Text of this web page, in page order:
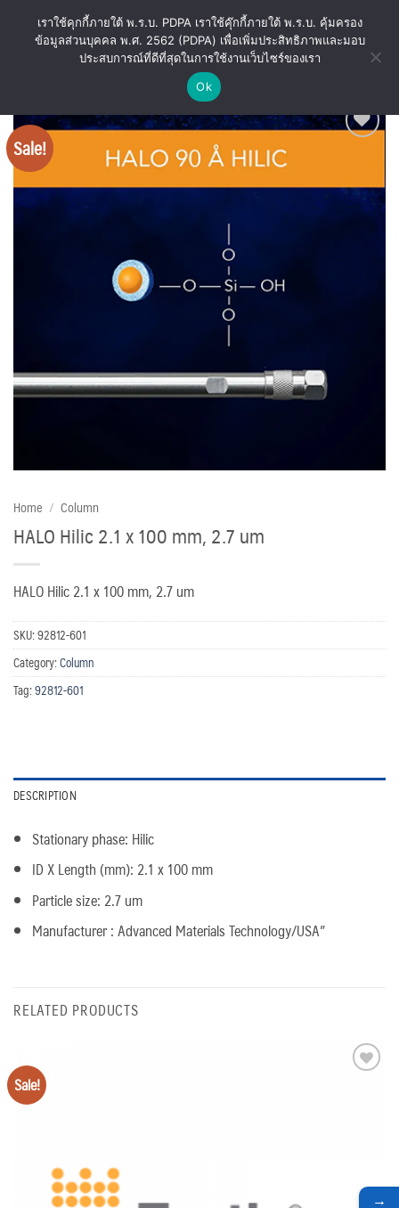
Sale!
wishlist
Home / Column
HALO Hilic 2.1 x 100 mm, 2.7 um
HALO Hilic 2.1 x 100 mm, 2.7 um
SKU:92812-601
Category:Column
Tag:92812-601
DESCRIPTION
Stationary phase: Hilic
ID X Length (mm): 2.1 x 100 mm
Particle size: 2.7 um
Manufacturer : Advanced Materials Technology/USA”
RELATED PRODUCTS
Sale!
→
เราใช้คุกกี้ภายใต้ พ.ร.บ. PDPA เราใช้คุ๊กกี้ภายใต้ พ.ร.บ. คุ้มครอง
ข้อมูลส่วนบุคคล พ.ศ. 2562 (PDPA) เพื่อเพิ่มประสิทธิภาพและมอบ
ประสบการณ์ที่ดีที่สุดในการใช้งานเว็บไซร์ของเรา
Ok